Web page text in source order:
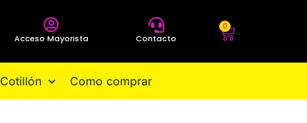
Acceso Mayorista Contacto
0
Cotillón Como comprar